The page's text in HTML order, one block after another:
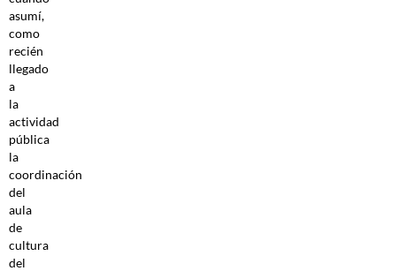
asumí,
como
recién
llegado
a
la
actividad
pública
la
coordinación
del
aula
de
cultura
del